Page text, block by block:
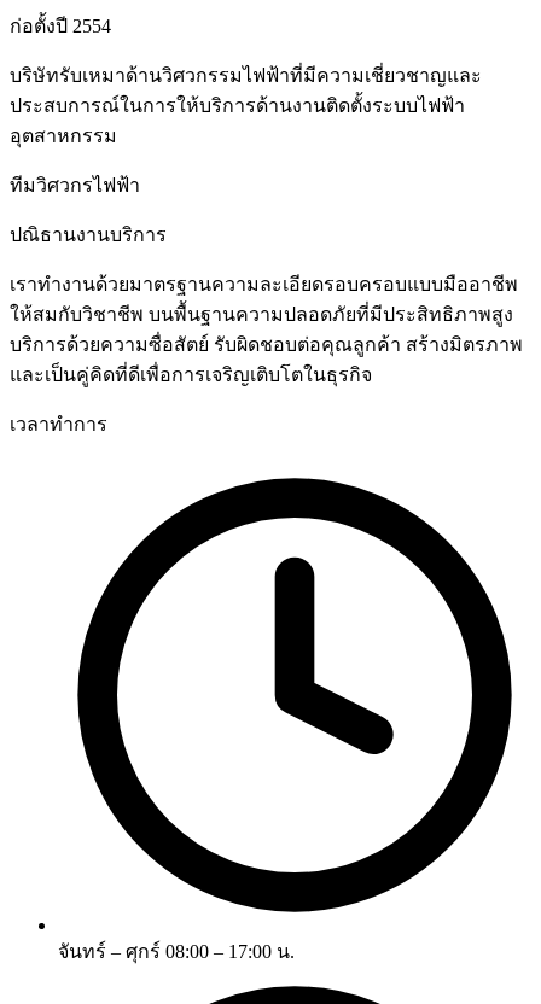
ก่อตั้งปี 2554
บริษัทรับเหมาด้านวิศวกรรมไฟฟ้าที่มีความเชี่ยวชาญและ
ประสบการณ์ในการให้บริการด้านงานติดตั้งระบบไฟฟ้า
อุตสาหกรรม
ทีมวิศวกรไฟฟ้า
ปณิธานงานบริการ
เราทำงานด้วยมาตรฐานความละเอียดรอบครอบแบบมืออาชีพ
ให้สมกับวิชาชีพ บนพื้นฐานความปลอดภัยที่มีประสิทธิภาพสูง
บริการด้วยความซื่อสัตย์ รับผิดชอบต่อคุณลูกค้า สร้างมิตรภาพ
และเป็นคู่คิดที่ดีเพื่อการเจริญเติบโตในธุรกิจ
เวลาทำการ
จันทร์ – ศุกร์ 08:00 – 17:00 น.